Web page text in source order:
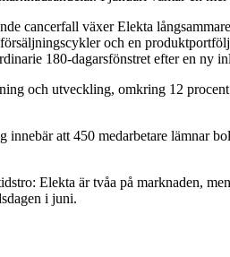
cancerfall växer Elekta
och en
180-dagarsfönstret efter en ny
och utveckling, omkring 12
innebär att 450 medarbetare lämnar
Elekta är tvåa på marknaden,
i juni.